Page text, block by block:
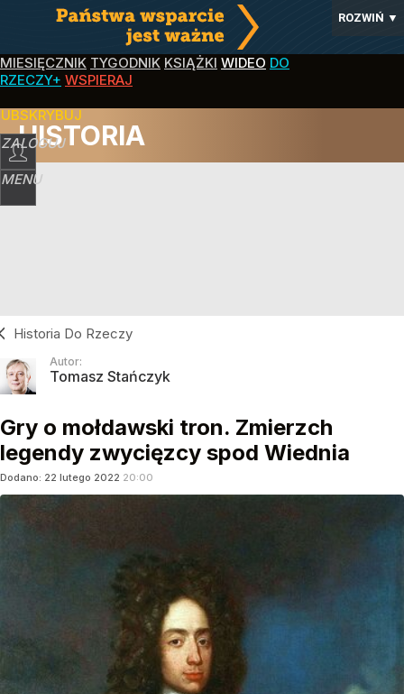
ROZWIŃ ▼
MIESIĘCZNIK TYGODNIK KSIĄŻKI WIDEO DO
RZECZY+ WSPIERAJ
ZALOGUJ
MENU
HISTORIA
Historia Do Rzeczy
Autor:
Tomasz Stańczyk
Gry o mołdawski tron. Zmierzch
legendy zwycięzcy spod Wiednia
Dodano: 22 lutego 2022 20:00